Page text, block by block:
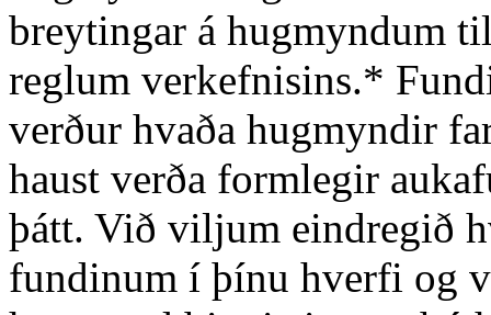
breytingar á hugmyndum
reglum verkefnisins.*
verður hvaða hugmyndir
haust verða formlegir
þátt. Við viljum eindregið
fundinum í þínu hverfi og